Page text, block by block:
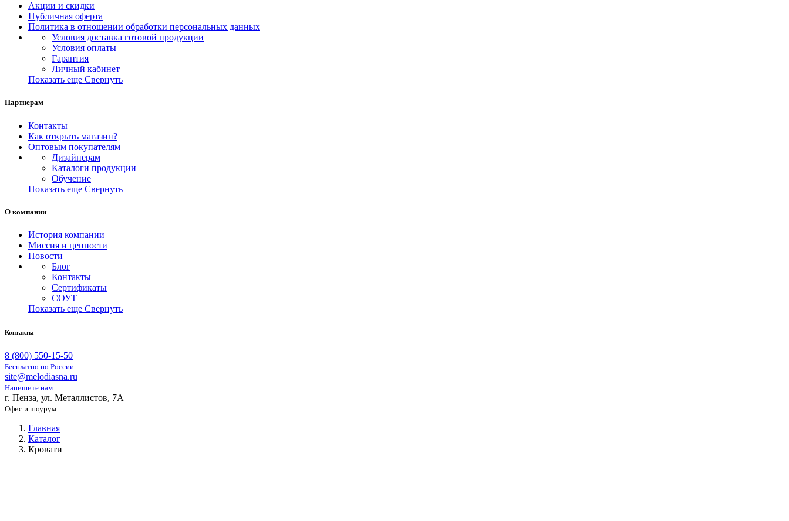
Акции и скидки
Публичная оферта
Политика в отношении обработки персональных данных
Условия доставка готовой продукции
Условия оплаты
Гарантия
Личный кабинет
Показать еще Свернуть
Партнерам
Контакты
Как открыть магазин?
Оптовым покупателям
Дизайнерам
Каталоги продукции
Обучение
Показать еще Свернуть
О компании
История компании
Миссия и ценности
Новости
Блог
Контакты
Сертификаты
СОУТ
Показать еще Свернуть
Контакты
8 (800) 550-15-50
Бесплатно по России
site@melodiasna.ru
Напишите нам
г. Пенза, ул. Металлистов, 7А
Офис и шоурум
Главная
Каталог
Кровати